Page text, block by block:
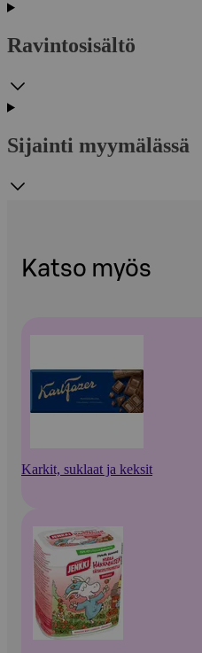
Ravintosisältö
Sijainti myymälässä
Katso myös
Karkit, suklaat ja keksit